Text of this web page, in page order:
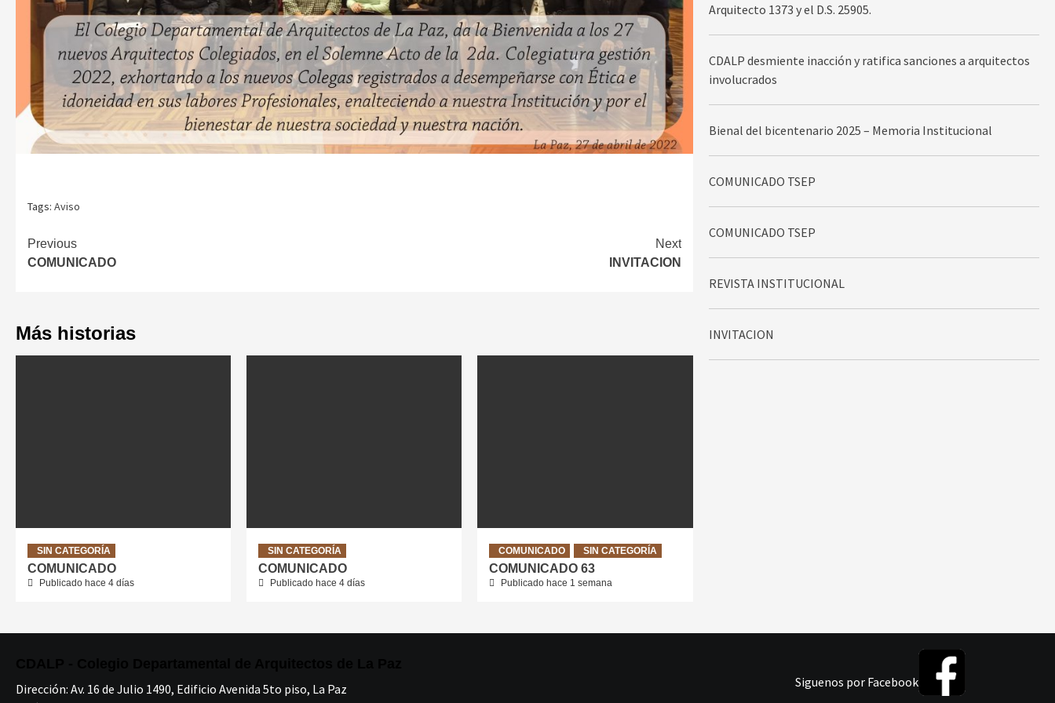
Tags: Aviso
Continue
Reading
Previous
COMUNICADO
Next
INVITACION
Más historias
SIN CATEGORÍA
COMUNICADO
Publicado hace 4 días
SIN CATEGORÍA
COMUNICADO
Publicado hace 4 días
COMUNICADO SIN CATEGORÍA
COMUNICADO 63
Publicado hace 1 semana
Arquitecto 1373 y el D.S. 25905.
CDALP desmiente inacción y ratifica sanciones a arquitectos
involucrados
Bienal del bicentenario 2025 – Memoria Institucional
COMUNICADO TSEP
COMUNICADO TSEP
REVISTA INSTITUCIONAL
INVITACION
Dirección: Av. 16 de Julio 1490, Edificio Avenida 5to piso, La Paz
Siguenos por Facebook